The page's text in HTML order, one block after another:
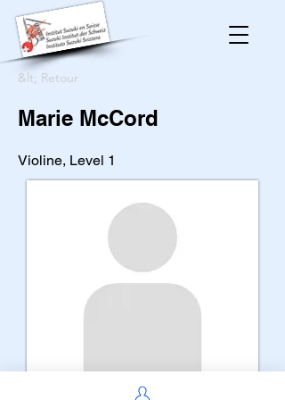
&lt; Retour
Marie McCord
Violine, Level 1